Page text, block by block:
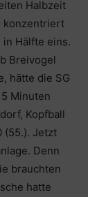
Halbzeit
konzentriert
Hälfte eins.
Breivogel
hätte die SG
Minuten
Kopfball
(55.). Jetzt
Denn
brauchten
hatte